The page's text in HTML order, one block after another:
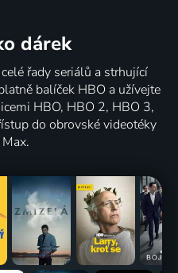
dárek
řady seriálů a strhující
balíček HBO a užívejte
HBO, HBO 2, HBO 3,
do obrovské videotéky